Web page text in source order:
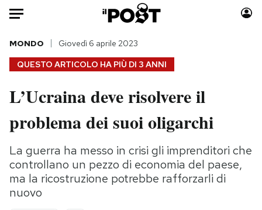
Auto
HOME
Italia
Politica
Tecnologia
Internet
Scienza
Cultura
Moda
Consumismi
Storie/Idee
Ok Boomer!
Media
QUESTO ARTICOLO HA PIÙ DI 3 ANNI
MONDO Giovedì 6 aprile 2023
L’Ucraina deve risolvere il
problema dei suoi oligarchi
La guerra ha messo in crisi gli imprenditori che
controllano un pezzo di economia del paese,
ma la ricostruzione potrebbe rafforzarli di
nuovo